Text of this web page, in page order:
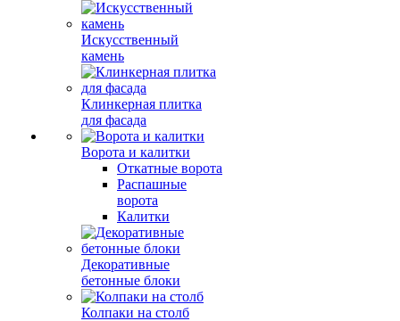
Искусственный
камень
Клинкерная плитка
для фасада
Ворота и калитки
Откатные ворота
Распашные
ворота
Калитки
Декоративные
бетонные блоки
Колпаки на столб